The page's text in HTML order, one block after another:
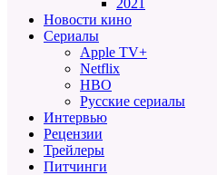
Новости кино
Сериалы
Apple TV+
Netflix
HBO
Русские сериалы
Интервью
Рецензии
Трейлеры
Питчинги